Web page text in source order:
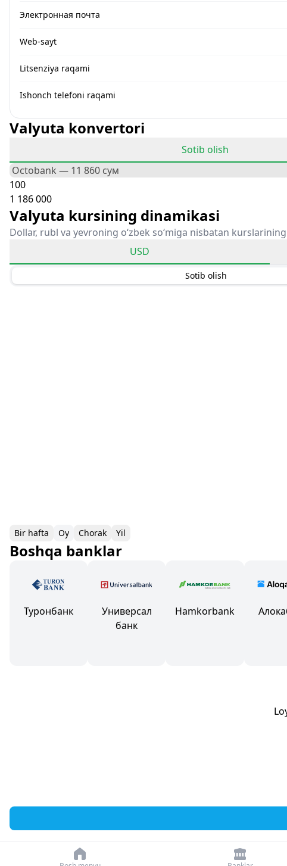
Электронная почта
Web-sayt
Litsenziya raqami
Ishonch telefoni raqami
Valyuta konvertori
Sotib olish
Valyuta kursining dinamikasi
Dollar, rubl va yevroning o‘zbek so‘miga nisbatan kurslarining
USD
Sotib olish
Bir hafta Oy Chorak Yil
Boshqa banklar
Туронбанк
Универсал
банк
Hamkorbank